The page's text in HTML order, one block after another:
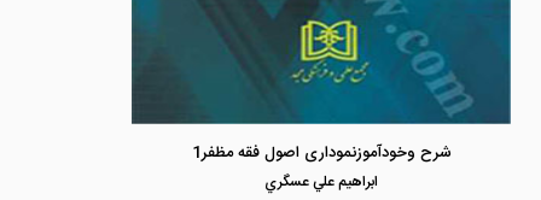
شرح وخودآموزنموداری اصول فقه مظفر1
ابراهيم علي عسگري